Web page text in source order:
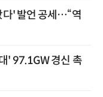
다' 발언 공세…“역
' 97.1GW 경신 촉